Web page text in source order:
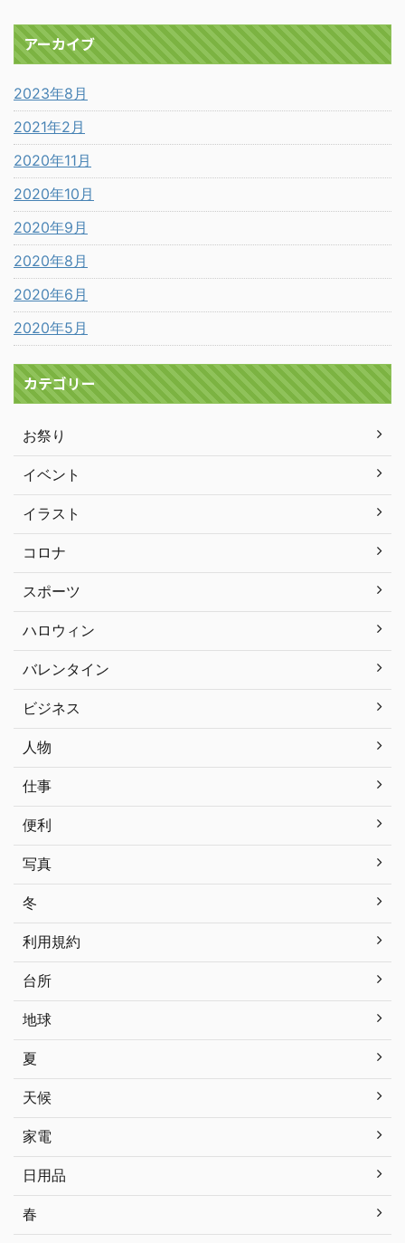
アーカイブ
2023年8月
2021年2月
2020年11月
2020年10月
2020年9月
2020年8月
2020年6月
2020年5月
カテゴリー
お祭り
イベント
イラスト
コロナ
スポーツ
ハロウィン
バレンタイン
ビジネス
人物
仕事
便利
写真
冬
利用規約
台所
地球
夏
天候
家電
日用品
春